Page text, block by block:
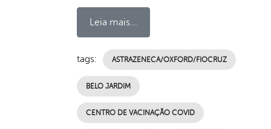
Leia mais...
tags: ASTRAZENECA/OXFORD/FIOCRUZ
BELO JARDIM
CENTRO DE VACINAÇÃO COVID